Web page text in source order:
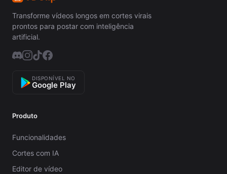
Transforme vídeos longos em cortes virais
prontos para postar com inteligência
artificial.
DISPONÍVEL NO
Google Play
Produto
Funcionalidades
Cortes com IA
Editor de vídeo